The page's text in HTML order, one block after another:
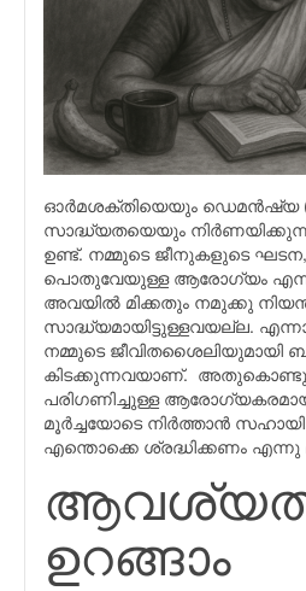
ഓര്‍മശക്തിയെയും ഡെമന്‍ഷ്യ
സാദ്ധ്യതയെയും
ഉണ്ട്. നമ്മുടെ ജീനുകളുടെ ഘടന,
പൊതുവേയുള്ള ആരോഗ്യം
അവയില്‍ മിക്കതും നമുക്കു
സാദ്ധ്യമായിട്ടുള്ളവയല്ല.
നമ്മുടെ ജീവിതശൈലിയുമായി
കിടക്കുന്നവയാണ്.
പരിഗണിച്ചുള്ള
മൂര്‍ച്ചയോടെ നിര്‍ത്താന്‍
എന്തൊക്കെ ശ്രദ്ധിക്കണം എന്നു
ഉറങ്ങാം